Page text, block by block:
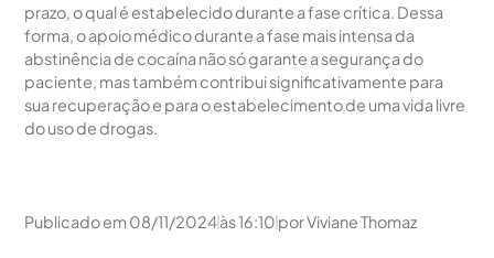
prazo, o qual é estabelecido durante a fase crítica. Dessa
forma, o apoio médico durante a fase mais intensa da
abstinência de cocaína não só garante a segurança do
paciente, mas também contribui significativamente para
sua recuperação e para o estabelecimento de uma vida livre
do uso de drogas.
Publicado em 08/11/2024às16:10porViviane Thomaz